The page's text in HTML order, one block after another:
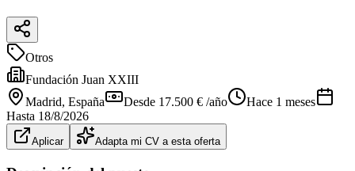
Otros
Fundación Juan XXIII
Madrid, España Desde 17.500 € /año
Hace 1 meses
Hasta 18/8/2026
Aplicar Adapta mi CV a esta oferta